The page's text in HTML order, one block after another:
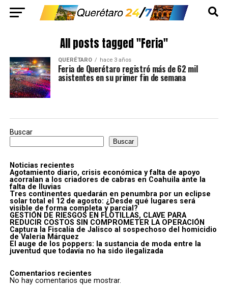
All posts tagged "Feria"
QUERÉTARO hace 3 años
Feria de Querétaro registró más de 62 mil
asistentes en su primer fin de semana
Buscar
Buscar
Noticias recientes
Agotamiento diario, crisis económica y falta de apoyo
acorralan a los criadores de cabras en Coahuila ante la
falta de lluvias
Tres continentes quedarán en penumbra por un eclipse
solar total el 12 de agosto: ¿Desde qué lugares será
visible de forma completa y parcial?
GESTIÓN DE RIESGOS EN FLOTILLAS, CLAVE PARA
REDUCIR COSTOS SIN COMPROMETER LA OPERACIÓN
Captura la Fiscalía de Jalisco al sospechoso del homicidio
de Valeria Márquez
El auge de los poppers: la sustancia de moda entre la
juventud que todavía no ha sido ilegalizada
Comentarios recientes
No hay comentarios que mostrar.